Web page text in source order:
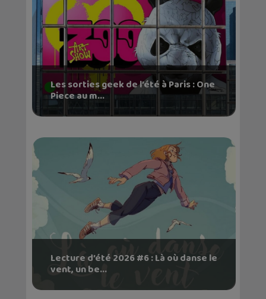
Les sorties geek de l’été à Paris : One
Piece au m...
Lecture d’été 2026 #6 : Là où danse le
vent, un be...